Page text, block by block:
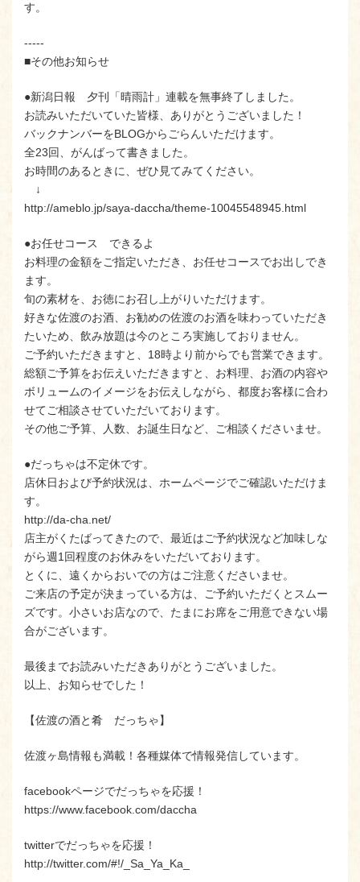
す。
-----
■その他お知らせ
●新潟日報 夕刊「晴雨計」連載を無事終了しました。
お読みいただいていた皆様、ありがとうございました！
バックナンバーをBLOGからごらんいただけます。
全23回、がんばって書きました。
お時間のあるときに、ぜひ見てみてください。
↓
http://ameblo.jp/saya-daccha/theme-10045548945.html
●お任せコース できるよ
お料理の金額をご指定いただき、お任せコースでお出しでき
ます。
旬の素材を、お徳にお召し上がりいただけます。
好きな佐渡のお酒、お勧めの佐渡のお酒を味わっていただき
たいため、飲み放題は今のところ実施しておりません。
ご予約いただきますと、18時より前からでも営業できます。
総額ご予算をお伝えいただきますと、お料理、お酒の内容や
ボリュームのイメージをお伝えしながら、都度お客様に合わ
せてご相談させていただいております。
その他ご予算、人数、お誕生日など、ご相談くださいませ。
●だっちゃは不定休です。
店休日および予約状況は、ホームページでご確認いただけま
す。
http://da-cha.net/
店主がくたばってきたので、最近はご予約状況など加味しな
がら週1回程度のお休みをいただいております。
とくに、遠くからおいでの方はご注意くださいませ。
ご来店の予定が決まっている方は、ご予約いただくとスムー
ズです。小さいお店なので、たまにお席をご用意できない場
合がございます。
最後までお読みいただきありがとうございました。
以上、お知らせでした！
【佐渡の酒と肴 だっちゃ】
佐渡ヶ島情報も満載！各種媒体で情報発信しています。
facebookページでだっちゃを応援！
https://www.facebook.com/daccha
twitterでだっちゃを応援！
http://twitter.com/#!/_Sa_Ya_Ka_